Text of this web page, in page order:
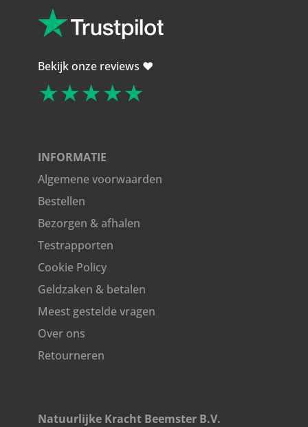
Bekijk onze reviews ❤️
★★★★★
INFORMATIE
Algemene voorwaarden
Bestellen
Bezorgen & afhalen
Testrapporten
Cookie Policy
Geldzaken & betalen
Meest gestelde vragen
Over ons
Retourneren
Natuurlijke Kracht Beemster B.V.